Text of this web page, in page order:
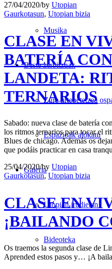
Musika
Beste zerbitzuak
Zure urtebetetzea
Espazioak alokatu
Galeria
Utopian irudietan
Bideoteka
27/04/2020/by Utopian
Gaurkotasun, Utopian bizia
CLASE EN
BATERÍA
LANDETA:
TERNARIOS
Sabado: nueva clase de batería
los ritmos ternarios para tocar el
Blues de chicago. Además os
que podáis practicar en casa
25/04/2020/by Utopian
Gaurkotasun,Utopian bizia
CLASE EN
¡BAILANDO
Os traemos la segunda clase de
Aprended estos pasos y… ¡A